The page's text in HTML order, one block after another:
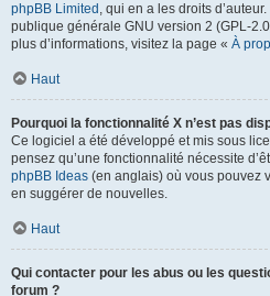
phpBB Limited , qui en a les droits
publique générale GNU version 2 (GPL-
plus d’informations, visitez la page « À
Haut
Pourquoi la fonctionnalité X n’est pas
Ce logiciel a été développé et mis sous
pensez qu’une fonctionnalité nécessite
phpBB Ideas (en anglais) où vous pouvez
en suggérer de nouvelles.
Haut
Qui contacter pour les abus ou les
forum ?